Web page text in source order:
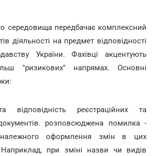
середовища передбачає комплексний
діяльності на предмет відповідності
України. Фахівці акцентують
"ризикових" напрямах. Основні
відповідність реєстраційних та
розповсюджена помилка -
належного оформлення змін в цих
при зміні назви чи видів